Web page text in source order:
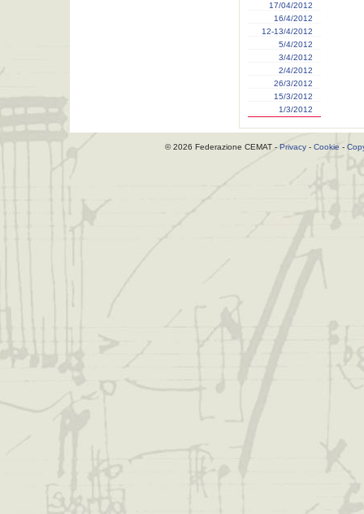
17/04/2012
16/4/2012
12-13/4/2012
5/4/2012
3/4/2012
2/4/2012
26/3/2012
15/3/2012
1/3/2012
© 2026 Federazione CEMAT - Privacy - Cookie -